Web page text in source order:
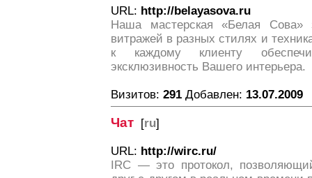
URL: http://belayasova.ru
Наша мастерская «Белая Сова»
витражей в разных стилях и
к каждому клиенту
эксклюзивность Вашего интерьера.
Визитов: 291 Добавлен: 13.07.2009
Чат [ru]
URL: http://wirc.ru/
IRC — это протокол,